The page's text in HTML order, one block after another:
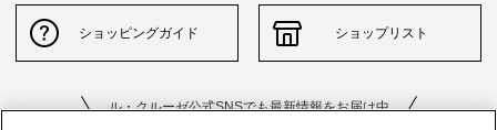
ショッピングガイド ショップリスト
ル・クルーゼ公式SNSでも最新情報をお届け中